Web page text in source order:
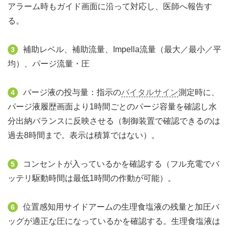
アラーム時もガイド画面に沿って対応し、医師へ報告す
る。
3
補助レベル、補助流量、Impella流量（最大／最小／平
均）、パージ流量・圧
4 パージ液の投与量：指示のバイタルサイン測定時に、
パージ液履歴画面より1時間ごとのパージ容量を確認し水
分出納バランスに反映させる（制御装置で確認できるのは
過去8時間まで。表示は積算ではない）。
5
コンセントが入っているかを確認する（フル充電でバ
ッテリ駆動時間は最低1時間の作動が可能）。
6
位置感知用サイドアームの生理食塩液の残量と加圧バ
ッグが適正な圧になっているかを確認する。生理食塩液は